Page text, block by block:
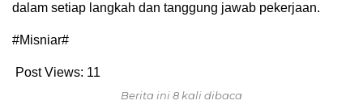
dalam setiap langkah dan tanggung jawab pekerjaan.
#Misniar#
Post Views: 11
Berita ini 8 kali dibaca